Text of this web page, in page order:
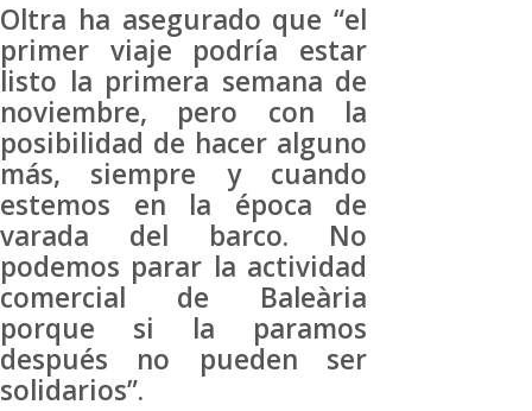
Oltra ha asegurado que “el
primer viaje podría estar
listo la primera semana de
noviembre, pero con la
posibilidad de hacer alguno
más, siempre y cuando
estemos en la época de
varada del barco. No
podemos parar la actividad
comercial de Baleària
porque si la paramos
después no pueden ser
solidarios”.